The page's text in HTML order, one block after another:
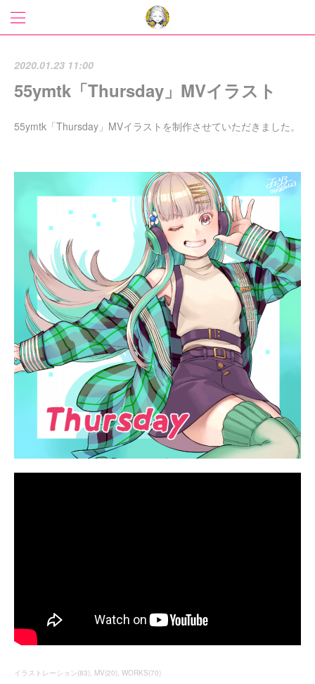
2020.01.23 11:00
55ymtk「Thursday」MVイラスト
55ymtk「Thursday」MVイラストを制作させていただきました。
イラストレーション(83) MV(20) WORKS(70)